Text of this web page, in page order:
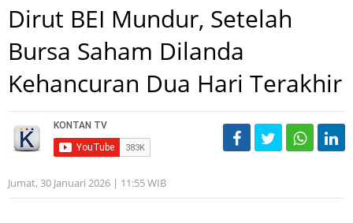
Dirut BEI Mundur, Setelah
Bursa Saham Dilanda
Kehancuran Dua Hari Terakhir
Jumat, 30 Januari 2026 | 11:55 WIB